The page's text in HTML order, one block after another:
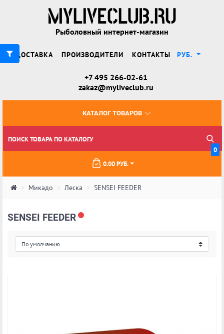
Рыболовный интернет-магазин
ДОСТАВКА ПРОИЗВОДИТЕЛИ КОНТАКТЫ РУБ.
+7 495 266-02-61
zakaz@myliveclub.ru
КАТАЛОГ ТОВАРОВ
0
0.00 РУБ.
Микадо Леска SENSEI FEEDER
SENSEI FEEDER